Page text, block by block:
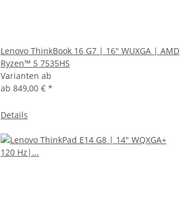
Lenovo ThinkBook 16 G7 | 16" WUXGA | AMD
Ryzen™ 5 7535HS
Varianten ab
ab 849,00 € *
Details